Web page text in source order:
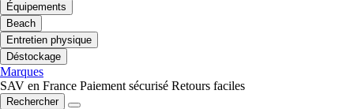
Équipements
Beach
Entretien physique
Déstockage
Marques
SAV en France Paiement sécurisé Retours faciles
Rechercher